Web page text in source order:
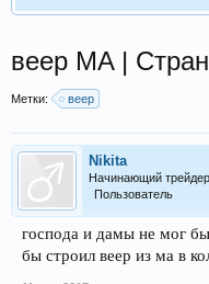
веер MA |
Метки: веер
Nikita
Начинающий трейдер
Пользователь
господа и дамы не мог
бы строил веер из ма в